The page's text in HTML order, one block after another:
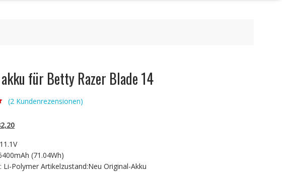
für Betty Razer Blade 14
(2 Kundenrezensionen)
Aktueller
ist:
€82,20.(71.04Wh)
Li-Polymer Artikelzustand:Neu Original-Akku